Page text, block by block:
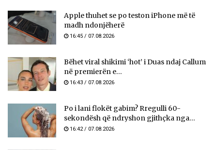
Apple thuhet se po teston iPhone më të
madh ndonjëherë
16:45 / 07.08.2026
Bëhet viral shikimi ‘hot’ i Duas ndaj Callum
në premierën e...
16:43 / 07.08.2026
Po i lani flokët gabim? Rregulli 60-
sekondësh që ndryshon gjithçka nga...
16:42 / 07.08.2026